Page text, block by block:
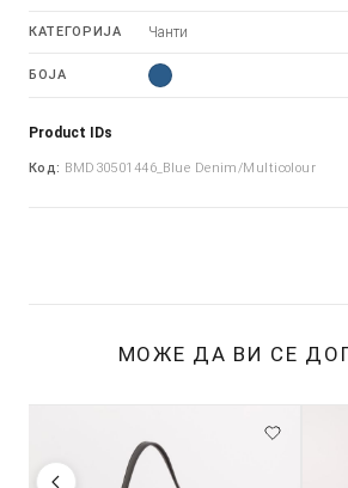
КАТЕГОРИЈА Чанти
БОЈА
Product IDs
Код: BMD30501446_Blue Denim/Multicolour
МОЖЕ ДА ВИ СЕ